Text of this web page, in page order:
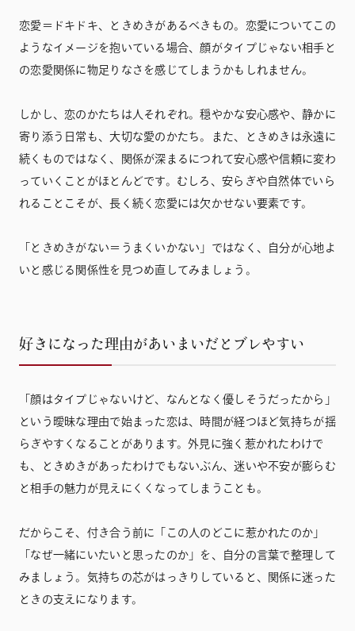
恋愛＝ドキドキ、ときめきがあるべきもの。恋愛についてこの
ようなイメージを抱いている場合、顔がタイプじゃない相手と
の恋愛関係に物足りなさを感じてしまうかもしれません。
しかし、恋のかたちは人それぞれ。穏やかな安心感や、静かに
寄り添う日常も、大切な愛のかたち。また、ときめきは永遠に
続くものではなく、関係が深まるにつれて安心感や信頼に変わ
っていくことがほとんどです。むしろ、安らぎや自然体でいら
れることこそが、長く続く恋愛には欠かせない要素です。
「ときめきがない＝うまくいかない」ではなく、自分が心地よ
いと感じる関係性を見つめ直してみましょう。
好きになった理由があいまいだとブレやすい
「顔はタイプじゃないけど、なんとなく優しそうだったから」
という曖昧な理由で始まった恋は、時間が経つほど気持ちが揺
らぎやすくなることがあります。外見に強く惹かれたわけで
も、ときめきがあったわけでもないぶん、迷いや不安が膨らむ
と相手の魅力が見えにくくなってしまうことも。
だからこそ、付き合う前に「この人のどこに惹かれたのか」
「なぜ一緒にいたいと思ったのか」を、自分の言葉で整理して
みましょう。気持ちの芯がはっきりしていると、関係に迷った
ときの支えになります。